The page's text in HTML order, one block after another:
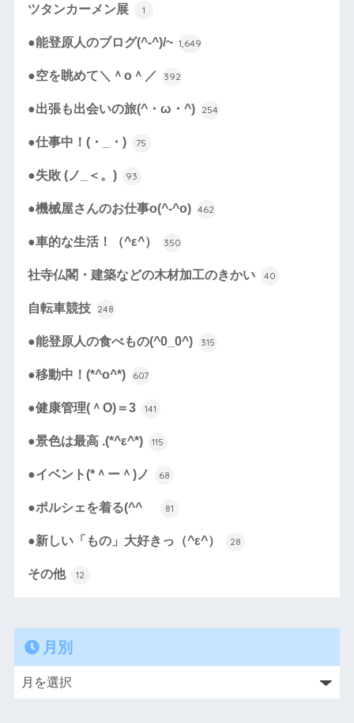
ツタンカーメン展 1
●能登原人のブログ(^-^)/~ 1,649
●空を眺めて＼＾o＾／ 392
●出張も出会いの旅(^・ω・^) 254
●仕事中！(・_・) 75
●失敗 (ノ_＜。) 93
●機械屋さんのお仕事o(^-^o) 462
●車的な生活！（^ε^） 350
社寺仏閣・建築などの木材加工のきかい 40
自転車競技 248
●能登原人の食べもの(^0_0^) 315
●移動中！(*^o^*) 607
●健康管理(＾O)＝3 141
●景色は最高 .(*^ε^*) 115
●イベント(*＾ー＾)ノ 68
●ポルシェを着る(^^ゞ 81
●新しい「もの」大好きっ（^ε^） 28
その他 12
月別